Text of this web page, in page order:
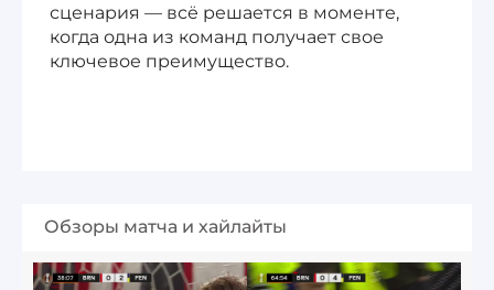
сценария — всё решается в моменте,
когда одна из команд получает свое
ключевое преимущество.
Обзоры матча и хайлайты